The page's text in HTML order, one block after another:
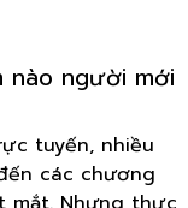
nào người mới
tuyến, nhiều
các chương